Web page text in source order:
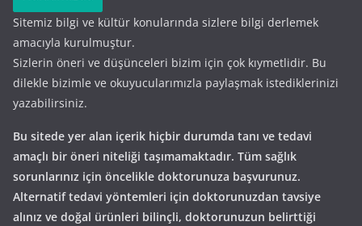
Sitemiz bilgi ve kültür konularında sizlere bilgi derlemek
amacıyla kurulmuştur.
Sizlerin öneri ve düşünceleri bizim için çok kıymetlidir. Bu
dilekle bizimle ve okuyucularımızla paylaşmak istediklerinizi
yazabilirsiniz.
Bu sitede yer alan içerik hiçbir durumda tanı ve tedavi
amaçlı bir öneri niteliği taşımamaktadır. Tüm sağlık
sorunlarınız için öncelikle doktorunuza başvurunuz.
Alternatif tedavi yöntemleri için doktorunuzdan tavsiye
alınız ve doğal ürünleri bilinçli, doktorunuzun belirttiği